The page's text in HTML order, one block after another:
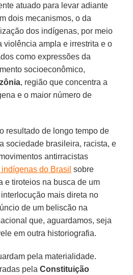
atuado para levar adiante
dois mecanismos, o da
dos indígenas, por meio
violência ampla e irrestrita e o
como expressões da
socioeconômico,
, região que concentra a
e o maior número de
resultado de longo tempo de
sociedade brasileira, racista, e
antirracistas
do Brasil sobre
e tiroteios na busca de um
mais direta no
de um beliscão na
que, aguardamos, seja
em outra historiografia.
pela materialidade.
pelaConstituição